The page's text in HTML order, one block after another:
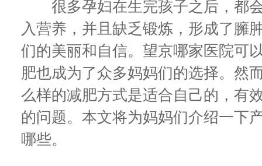
很多孕妇在生完孩子之后，都会
入营养，并且缺乏锻炼，形成了臃
们的美丽和自信。望京哪家医院可
肥也成为了众多妈妈们的选择。然
么样的减肥方式是适合自己的，有
的问题。本文将为妈妈们介绍一下
哪些。